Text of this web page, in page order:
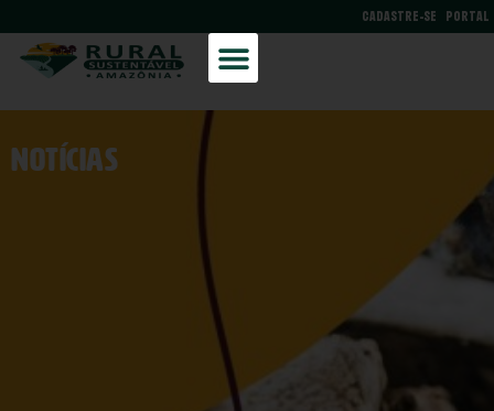
PORTAL
CADASTRE-SE
NOtícias